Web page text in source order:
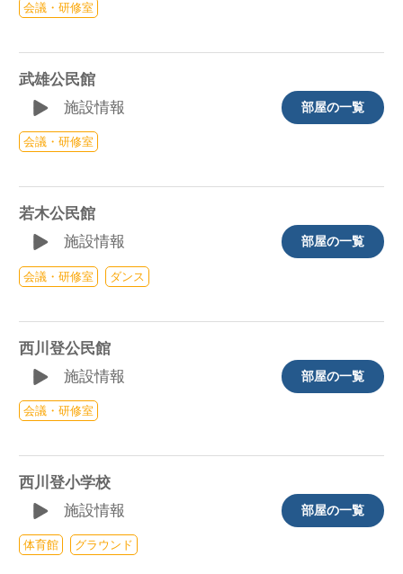
会議・研修室
武雄公民館
施設情報
部屋の一覧
会議・研修室
若木公民館
施設情報
部屋の一覧
会議・研修室 ダンス
西川登公民館
施設情報
部屋の一覧
会議・研修室
西川登小学校
施設情報
部屋の一覧
体育館 グラウンド